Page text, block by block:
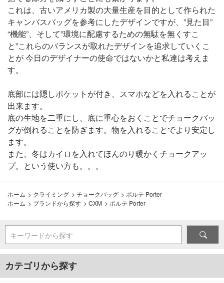
これは、古いアメリカ製の大量生産を目的として作られた
キャンバスバッグを参考にしたデザインですが、”見た目”
“機能”、そして”環境に配慮するための無駄を無くすこ
と”これらのバランスが取れたデザインを追求していくこ
とが 今日のデザイナーの使命ではないかと私達は考えま
す。
底部には隠しポケットが付き、スマホなどを入れることが
出来ます。
底の生地を二重にし、底に重心をおくことでチョークバッ
グが倒れることを防ぎます。物を入れることでより安定し
ます。
また、冬はカイロを入れてほんのり暖かくチョークアッ
プ。という使い方も。。。
ホーム > クライミング > チョークバッグ > ポルテ Porter
ホーム > ブランドから探す > CXM > ポルテ Porter
キーワードから探す
カテゴリから探す